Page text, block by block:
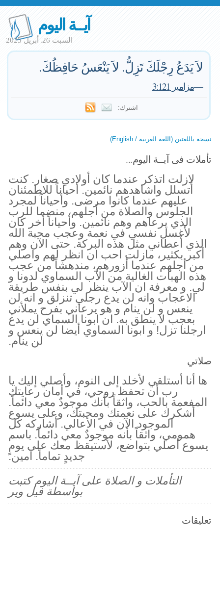
آيــة اليوم
السبت 26. أبريل 2025
لاَ يَدَعُ رِجْلَكَ تَزِلُّ. لاَ يَنْعَسُ حَافِظُكَ.
—مزامير 3:121
اشترك:
نسخة باللغتين (اللغة العربية / English)
تأملات فى آيــة اليوم...
لازلت اتذكر عندما كان أولادي صغار. كنت
أتسلل واشاهدهم نائمين. أحياناً للاطمئنان
عليهم عندما كانوا مرضى. وأحياناً لمجرد
الجلوس والصلاة من أجلهم، منضما للرب
الذي يرعاهم وهم نائمين. وأحياناً أخر كان
لأغسل نفسي في نعمة وعجب محبة الله
الذي أعطاني مثل هذه البركة. حتى الآن وهم
أكبر بكثير، مازلت احب ان انظر لهم واصلي
من أجلهم عندما أزورهم، مندهشاً من عجب
هذه الهبات الغالية من الآب السماوي لدونا و
لي. و معرفة ان الآب ينظر لي بنفس طريقة
الاعجاب وانه لن يدع رجلي تنزلق و انه لن
ينعس و لن ينام و هو يرعاني بفرح يملأني
بعجب لا ينطق به. ان ابونا السماي لن يدع
ارجلنا تزل! و ابونا السماوي أيضا لن ينعس و
لن ينام.
صلاتي
ها أنا أستلقي لأخلد إلى النوم، وأصلي إليك يا
رب أن تحفظ روحي، في أمان رعايتك
المفعمة بالحب، واثقاً بأنك موجودٌ معي دائماً.
أشكرك على نعمتك ومحبتك، وعلى يسوع
الموجود الآن في الأعالي. أشاركه كل
همومي، واثقاً بأنه موجودٌ معي دائماً. باسم
يسوع أصلي بتواضع، لأستيقظ معك على يومٍ
جديدٍ تماماً. آمين.
التأملات و الصلاة على آيــة اليوم كتبت
بواسطة فيل وير
تعليقات